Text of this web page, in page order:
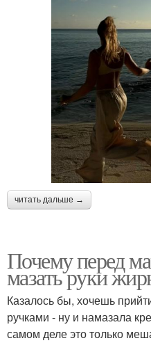
читать дальше →
Почему перед
мазать руки
Казалось бы, хочешь
ручками - ну и намазала
самом деле это только